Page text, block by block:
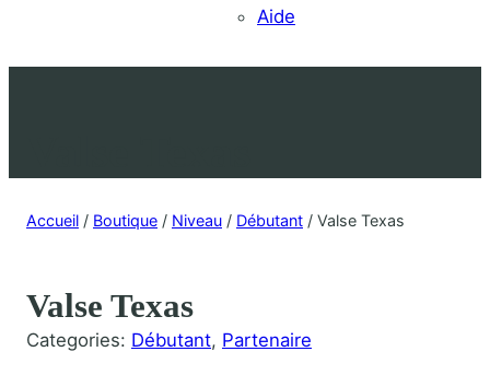
Aide
Accueil / Boutique / Niveau / Débutant / Valse Texas
Valse Texas
Categories: Débutant, Partenaire